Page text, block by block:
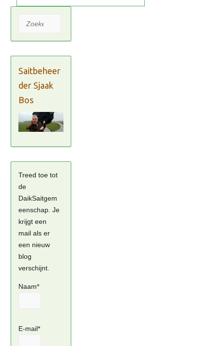
Zoeken
Saitbeheer
der Sjaak
Bos
Treed toe tot
de
DaikSaitgem
eenschap. Je
krijgt een
mail als er
een nieuw
blog
verschijnt.
Naam*
E-mail*